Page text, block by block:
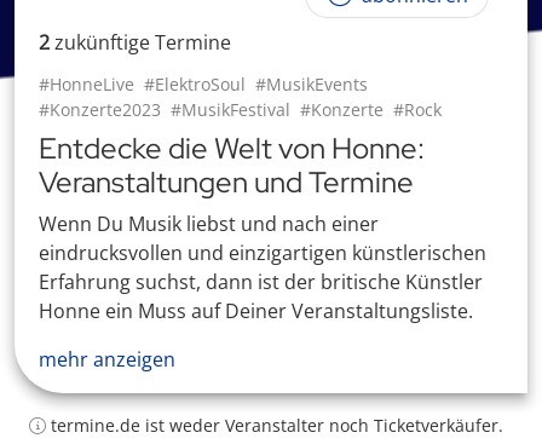
2zukünftigeTermine
#HonneLive #ElektroSoul #MusikEvents
#Konzerte2023 #MusikFestival #Konzerte #Rock
Entdecke die Welt von Honne:
Veranstaltungen und Termine
Wenn Du Musik liebst und nach einer
eindrucksvollen und einzigartigen künstlerischen
Erfahrung suchst, dann ist der britische Künstler
Honne ein Muss auf Deiner Veranstaltungsliste.
mehr anzeigen
termine.de ist weder Veranstalter noch Ticketverkäufer.